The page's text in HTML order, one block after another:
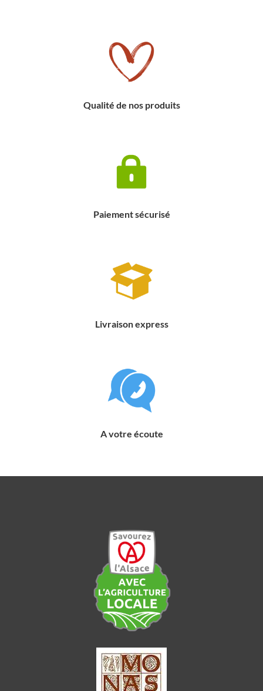
Qualité de nos produits
Paiement sécurisé
Livraison express
A votre écoute